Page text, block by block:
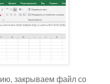
закрываем файл со